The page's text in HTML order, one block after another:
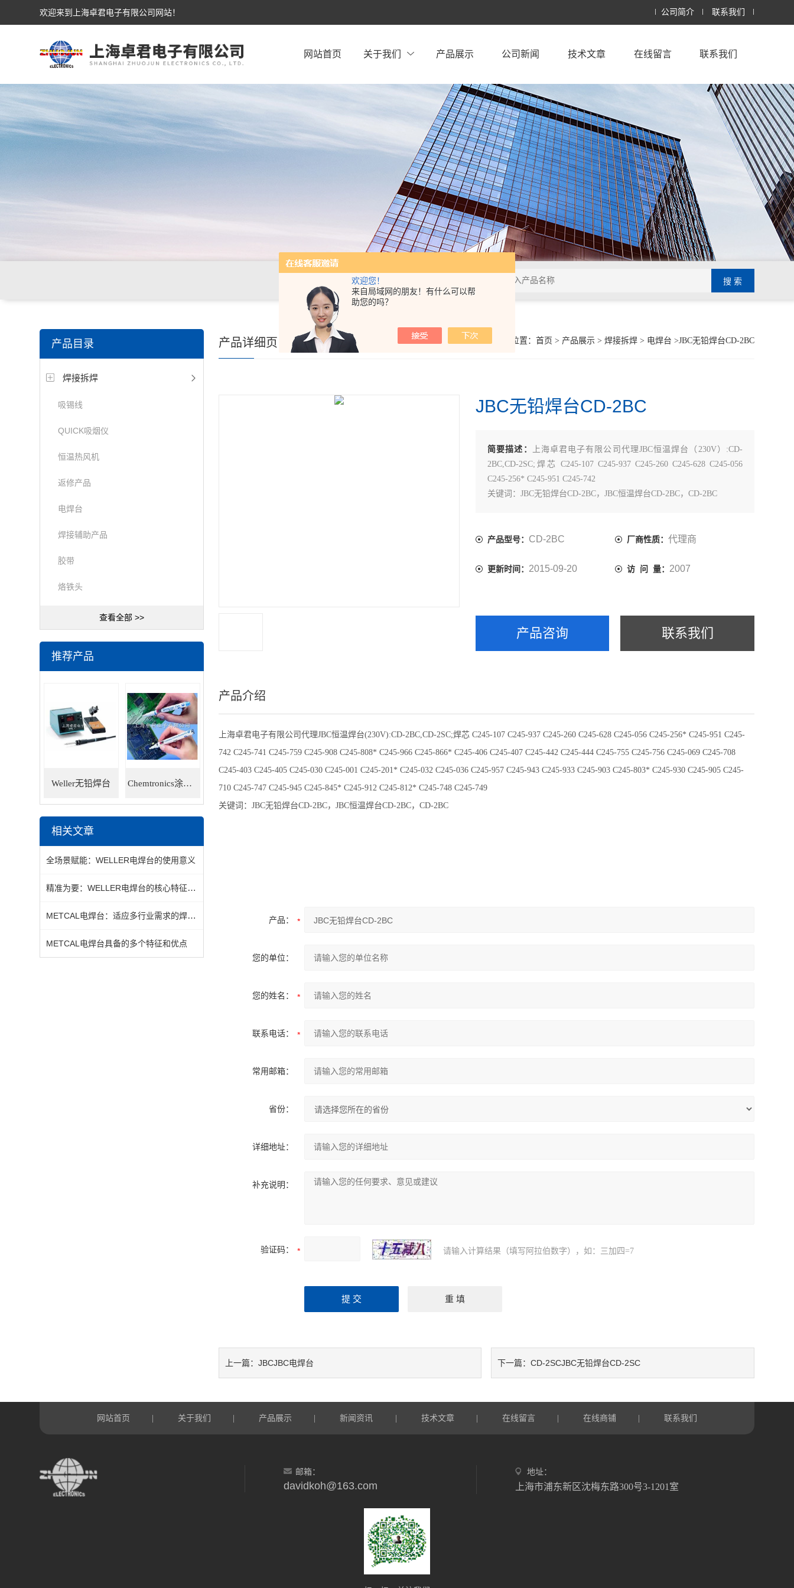
欢迎您！
来自局域网的朋友！有什么可以帮
助您的吗？
欢迎来到上海卓君电子有限公司网站！ 公司简介 联系我们
网站首页 关于我们 产品展示 公司新闻 技术文章 在线留言 联系我们
产品目录
焊接拆焊
吸锡线
QUICK吸烟仪
恒温热风机
返修产品
电焊台
焊接辅助产品
胶带
烙铁头
查看全部 >>
推荐产品
Weller无铅焊台 Chemtronics涂层笔
相关文章
全场景赋能：WELLER电焊台的使用意义
精准为要：WELLER电焊台的核心特征与突出优势
METCAL电焊台：适应多行业需求的焊接利器
METCAL电焊台具备的多个特征和优点
你的位置： 首页 > 产品展示> 焊接拆焊> 电焊台 >JBC无铅焊台CD-2BC
产品详细页
JBC无铅焊台CD-2BC
简要描述：
上海卓君电子有限公司代理JBC恒温焊台（230V）:CD-
2BC,CD-2SC;焊芯 C245-107 C245-937 C245-260 C245-628 C245-056
C245-256* C245-951 C245-742
关键词：JBC无铅焊台CD-2BC，JBC恒温焊台CD-2BC，CD-2BC
产品型号： CD-2BC 厂商性质： 代理商
更新时间： 2015-09-20 访 问 量： 2007
产品咨询 联系我们
产品介绍
上海卓君电子有限公司代理JBC恒温焊台(230V):CD-2BC,CD-2SC;焊芯 C245-107 C245-937 C245-260 C245-628 C245-056 C245-256* C245-951 C245-
742 C245-741 C245-759 C245-908 C245-808* C245-966 C245-866* C245-406 C245-407 C245-442 C245-444 C245-755 C245-756 C245-069 C245-708
C245-403 C245-405 C245-030 C245-001 C245-201* C245-032 C245-036 C245-957 C245-943 C245-933 C245-903 C245-803* C245-930 C245-905 C245-
710 C245-747 C245-945 C245-845* C245-912 C245-812* C245-748 C245-749
关键词： JBC无铅焊台CD-2BC，JBC恒温焊台CD-2BC，CD-2BC
产品：
您的单位：
您的姓名：
联系电话：
常用邮箱：
省份：
详细地址：
补充说明：
验证码： 请输入计算结果（填写阿拉伯数字），如：三加四=7
上一篇： JBCJBC电焊台 下一篇：CD-2SCJBC无铅焊台CD-2SC
网站首页 关于我们 产品展示 新闻资讯 技术文章 在线留言 在线商铺 联系我们
邮箱：
davidkoh@163.com
地址：
上海市浦东新区沈梅东路300号3-1201室